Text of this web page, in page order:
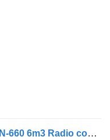
Schmidt STRATOS B 60-36 VCLN-660 6m3 Radio control